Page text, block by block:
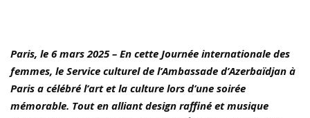
Paris, le 6 mars 2025 – En cette Journée internationale des
femmes, le Service culturel de l’Ambassade d’Azerbaïdjan à
Paris a célébré l’art et la culture lors d’une soirée
mémorable. Tout en alliant design raffiné et musique